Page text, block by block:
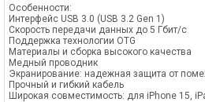
Особенности:
Интерфейс USB 3.0 (USB 3.2 Gen 1)
Скорость передачи данных до 5 Гбит/с
Поддержка технологии OTG
Материалы и сборка высокого качества
Медный проводник
Экранирование: надежная защита от
Прочный и гибкий кабель
Широкая совместимость: для iPhone 15,